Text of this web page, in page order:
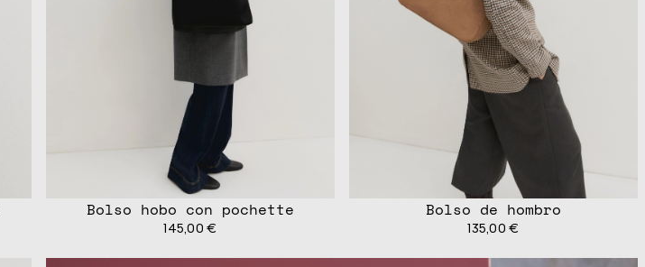
Bolso hobo con pochette
145,00 €
Bolso de hombro
135,00 €